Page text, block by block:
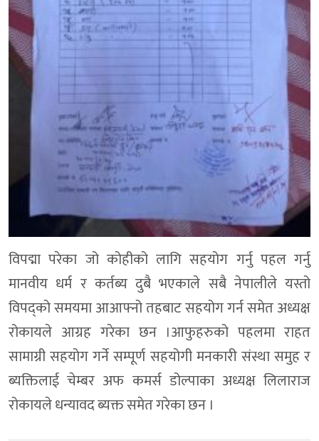
विपद्मा परेका जो कोहीको लागि सहयोग गर्नु पहल गर्नु
मानवीय धर्म र कर्तब्य दुबै भएकाले सबै नेपालीले यस्तो
विपद्को समयमा आआफ्नो तहबाट सहयोग गर्न समेत अध्यक्ष
रोकायले आग्रह गरेका छन ।आफुहरुको पहलमा राहत
सामाग्री सहयोग गर्ने सम्पूर्ण सहयोगी मनकारी संस्था समुह र
ब्यक्तिलाई चेम्बर अफ कमर्स डोल्पाका अध्यक्ष लिलाराज
रोकायले धन्यावद ब्यक्त समेत गरेका छन ।